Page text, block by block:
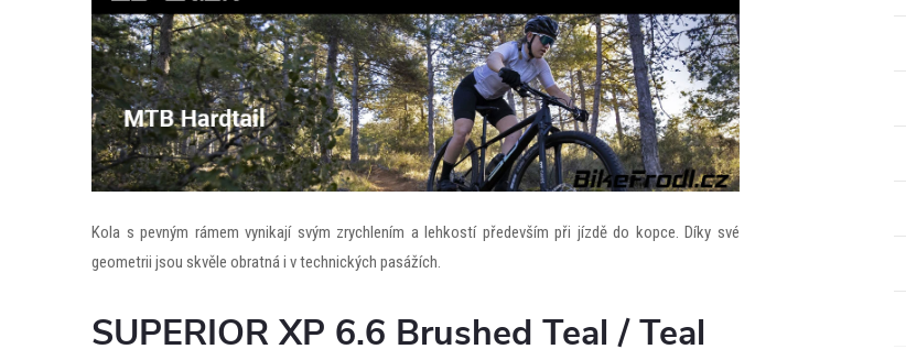
Kola s pevným rámem vynikají svým zrychlením a lehkostí především při jízdě do kopce. Díky své
geometrii jsou skvěle obratná i v technických pasážích.
SUPERIOR XP 6.6 Brushed Teal / Teal